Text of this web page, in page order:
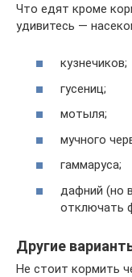
Что едят кроме
удивитесь —
кузнечиков;
гусениц;
мотыля;
мучного
гаммаруса;
дафний (но
отключать
Другие
Не стоит кормить